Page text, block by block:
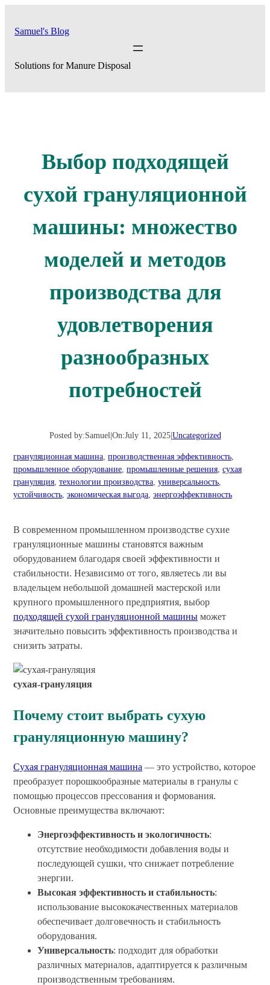
Samuel's Blog
Solutions for Manure Disposal
Выбор подходящей
сухой грануляционной
машины: множество
моделей и методов
производства для
удовлетворения
разнообразных
потребностей
Posted by:Samuel| On:July 11, 2025| Uncategorized
грануляционная машина, производственная эффективность
промышленное оборудование, промышленные решения, сухая
грануляция, технологии производства, универсальность
устойчивость, экономическая выгода, энергоэффективность
В современном промышленном производстве сухие
грануляционные машины становятся важным
оборудованием благодаря своей эффективности и
стабильности. Независимо от того, являетесь ли вы
владельцем небольшой домашней мастерской или
крупного промышленного предприятия, выбор
подходящей сухой грануляционной машины может
значительно повысить эффективность производства и
снизить затраты.
сухая-грануляция
Почему стоит выбрать сухую
грануляционную машину?
Сухая грануляционная машина — это устройство, которое
преобразует порошкообразные материалы в гранулы с
помощью процессов прессования и формования.
Основные преимущества включают:
Энергоэффективность и экологичность:
отсутствие необходимости добавления воды и
последующей сушки, что снижает потребление
энергии.
Высокая эффективность и стабильность:
использование высококачественных материалов
обеспечивает долговечность и стабильность
оборудования.
Универсальность: подходит для обработки
различных материалов, адаптируется к различным
производственным требованиям.